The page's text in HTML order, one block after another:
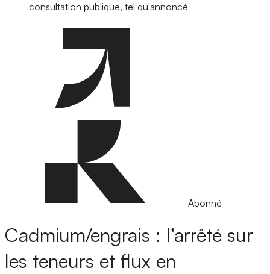
consultation publique, tel qu'annoncé
Abonné
Cadmium/engrais : l’arrêté sur
les teneurs et flux en